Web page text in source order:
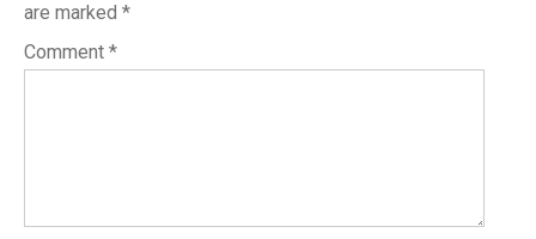
are marked *
Comment *